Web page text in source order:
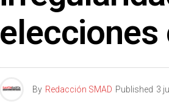
By Redacción SMAD Published 3